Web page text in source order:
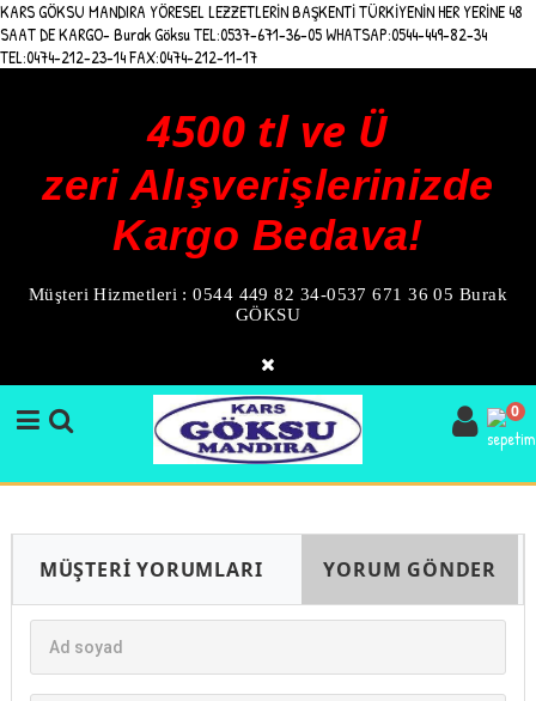
KARS GÖKSU MANDIRA YÖRESEL LEZZETLERİN BAŞKENTİ TÜRKİYENİN HER YERİNE 48
SAAT DE KARGO- Burak Göksu TEL:0537-671-36-05 WHATSAP:0544-449-82-34
TEL:0474-212-23-14 FAX:0474-212-11-17
4500 tl ve Ü
zeri Alışverişlerinizde
Kargo Bedava!
Müşteri Hizmetleri : 0544 449 82 34-0537 671 36 05 Burak
GÖKSU
0
MÜŞTERİ YORUMLARI YORUM GÖNDER